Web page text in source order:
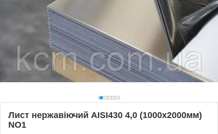
Лист нержавіючий AISI430 4,0 (1000х2000мм)
NO1